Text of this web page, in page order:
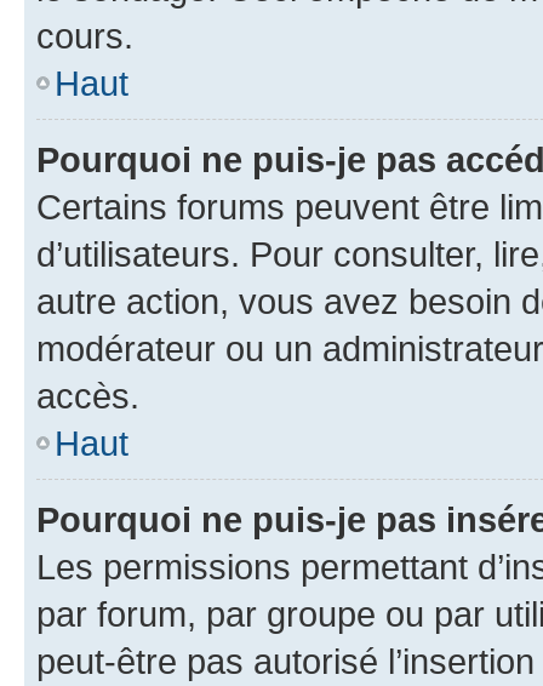
cours.
Haut
Pourquoi ne puis-je pas
Certains forums peuvent être
d’utilisateurs. Pour consulter,
autre action, vous avez besoin
modérateur ou un
accès.
Haut
Pourquoi ne puis-je pas
Les permissions permettant
par forum, par groupe ou par
peut-être pas autorisé